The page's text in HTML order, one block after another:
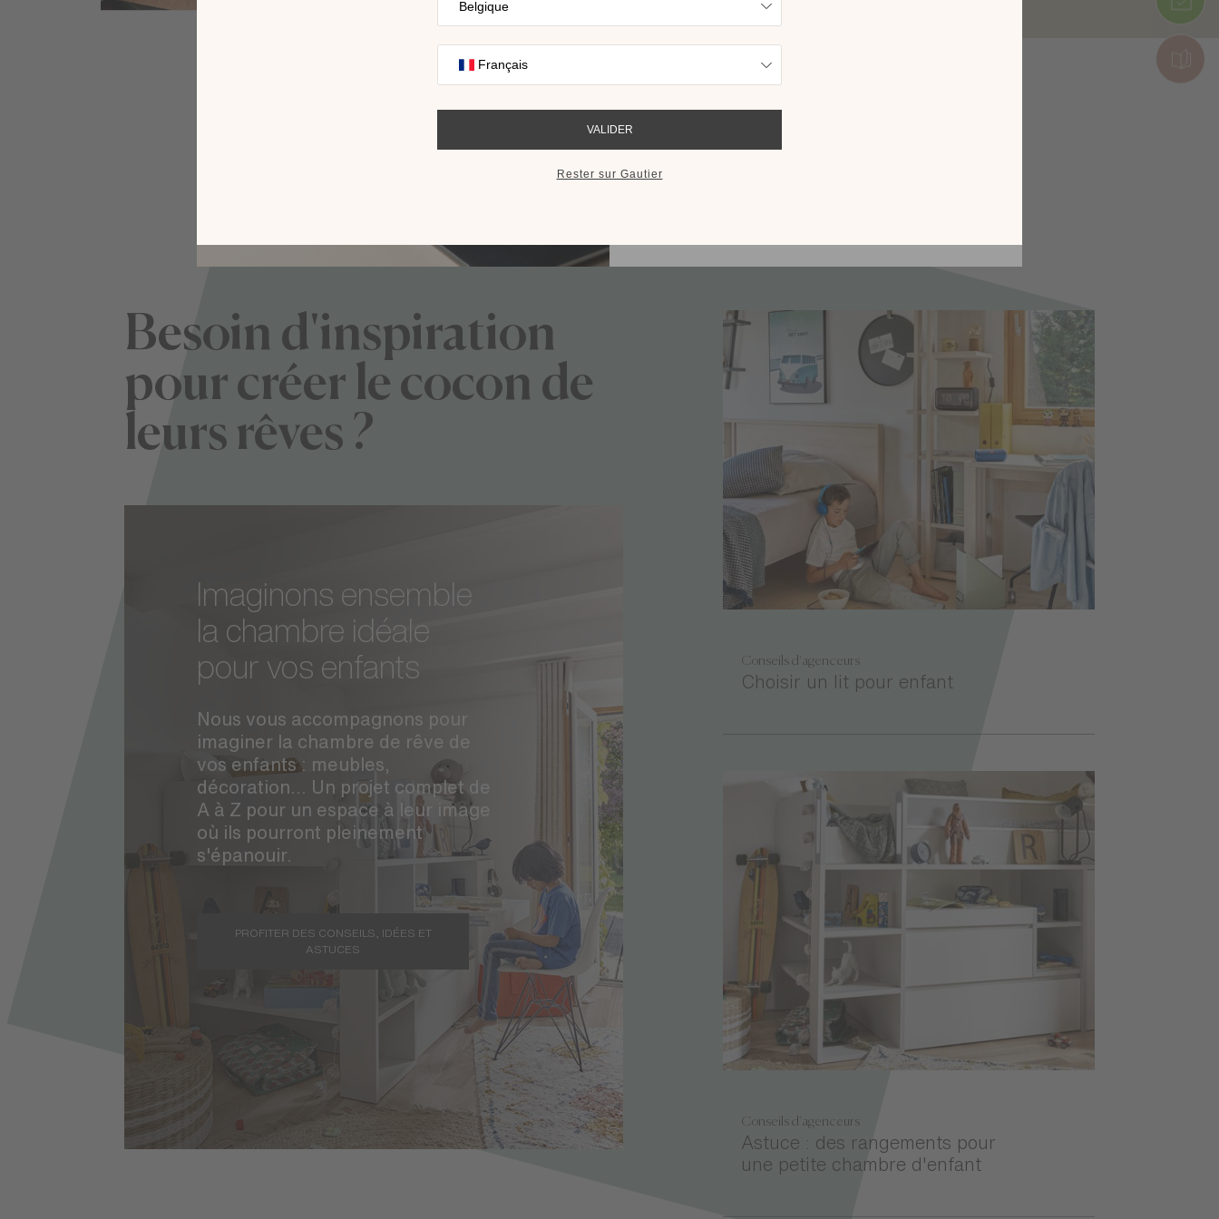
Besoin d'inspiration
pour créer le cocon de
leurs rêves ?
Imaginons ensemble
la chambre idéale
pour vos enfants
Nous vous accompagnons pour
imaginer la chambre de rêve de
vos enfants : meubles,
décoration... Un projet complet de
A à Z pour un espace à leur image
où ils pourront pleinement
s'épanouir.
PROFITER DES CONSEILS, IDÉES ET
ASTUCES
Conseils d'agenceurs
Choisir un lit pour enfant
Conseils d'agenceurs
Astuce : des rangements pour
une petite chambre d'enfant
nos collections sur l’écran de votre
RECEVOIR LE CATALOGUE 2026